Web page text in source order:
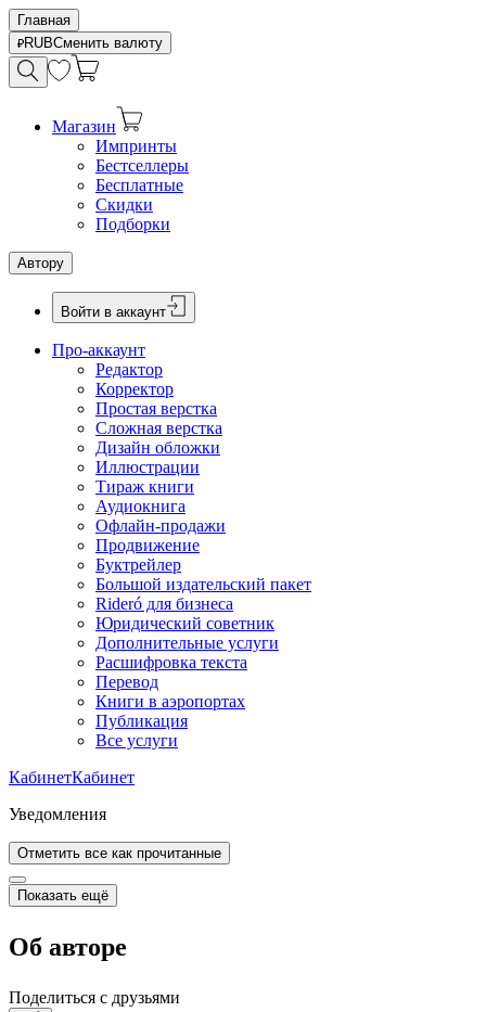
Главная
RUBСменить валюту
Магазин
Импринты
Бестселлеры
Бесплатные
Скидки
Подборки
Автору
Войти в аккаунт
Про-аккаунт
Редактор
Корректор
Простая верстка
Сложная верстка
Дизайн обложки
Иллюстрации
Тираж книги
Аудиокнига
Офлайн-продажи
Продвижение
Буктрейлер
Большой издательский пакет
Rideró для бизнеса
Юридический советник
Дополнительные услуги
Расшифровка текста
Перевод
Книги в аэропортах
Публикация
Все услуги
КабинетКабинет
Уведомления
Отметить все как прочитанные
Показать ещё
Об авторе
Поделиться с друзьями